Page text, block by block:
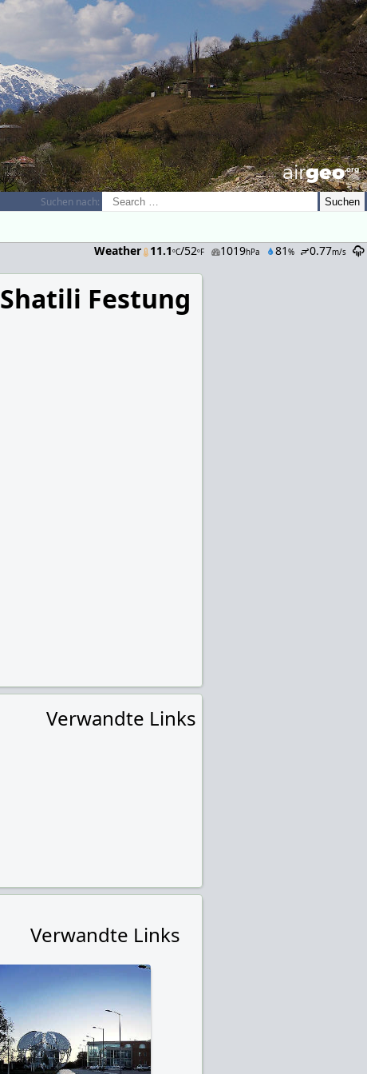
airGEO.oRg
Suchen nach:
Weather 11.1ºC/52ºF 1019hPa 81 % 0.77m/s
Shatili Festung
Verwandte Links
Verwandte Links